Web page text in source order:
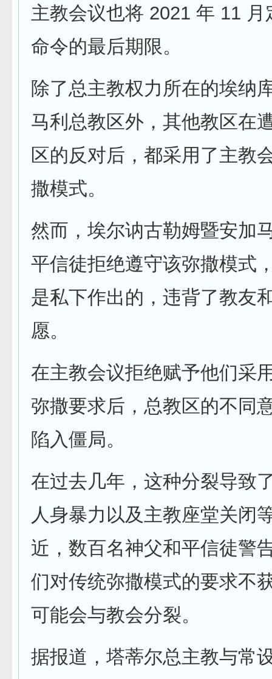
主教会议也将 2021 年 11 月
命令的最后期限。
除了总主教权力所在的埃纳
马利总教区外，其他教区在
区的反对后，都采用了主教
撒模式。
然而，埃尔讷古勒姆暨安加
平信徒拒绝遵守该弥撒模式
是私下作出的，违背了教友
愿。
在主教会议拒绝赋予他们采
弥撒要求后，总教区的不同
陷入僵局。
在过去几年，这种分裂导致
人身暴力以及主教座堂关闭
近，数百名神父和平信徒警
们对传统弥撒模式的要求不
可能会与教会分裂。
据报道，塔蒂尔总主教与常